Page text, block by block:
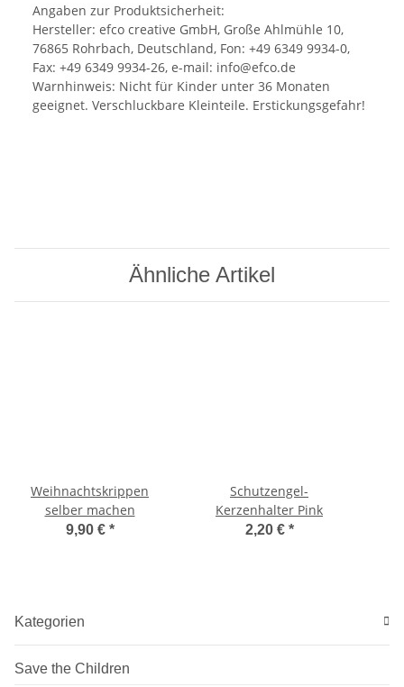
Angaben zur Produktsicherheit:
Hersteller: efco creative GmbH, Große Ahlmühle 10,
76865 Rohrbach, Deutschland, Fon: +49 6349 9934-0,
Fax: +49 6349 9934-26, e-mail: info@efco.de
Warnhinweis: Nicht für Kinder unter 36 Monaten
geeignet. Verschluckbare Kleinteile. Erstickungsgefahr!
Ähnliche Artikel
Weihnachtskrippen
selber machen
9,90 € *
Schutzengel-
Kerzenhalter Pink
2,20 € *
Kategorien
Save the Children